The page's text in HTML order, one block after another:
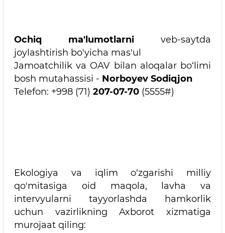
Ochiq ma'lumotlarni veb-saytda
joylashtirish bo'yicha mas'ul
Jamoatchilik va OAV bilan aloqalar bo‘limi
bosh mutahassisi - Norboyev Sodiqjon
Telefon: +998 (71) 207-07-70 (5555#)
Ekologiya va iqlim o‘zgarishi milliy
qo'mitasiga oid maqola, lavha va
intervyularni tayyorlashda hamkorlik
uchun vazirlikning Axborot xizmatiga
murojaat qiling: